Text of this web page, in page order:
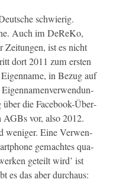
schwierig.
Auch im DeReKo,
Zeitun­gen, ist es nicht
dort 2011 zum ersten
in Bezug auf
über die Face­book-Über­
vor, also 2012.
weniger. Eine Ver­wen­
gemacht­es qua­
geteilt wird’ ist
es das aber durchaus: